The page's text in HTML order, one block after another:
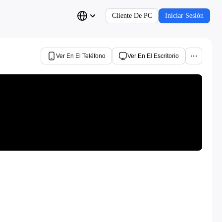
Cliente De PC Iniciar Sesión
Ver En El Teléfono Ver En El Escritorio